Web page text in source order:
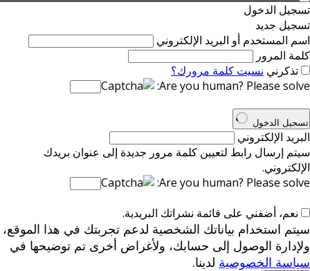
تسجيل الدخول
تسجيل جديد
اسم المستخدم أو البريد الإلكتروني
كلمة المرور
تذكرني نسيت كلمة مرورك؟
Are you human? Please solve:
تسجيل الدخول
البريد الإلكتروني
سيتم إرسال رابط لتعيين كلمة مرور جديدة إلى عنوان بريدك
الإلكتروني.
Are you human? Please solve:
نعم، أضفني على قائمة نشراتك البريدية.
سيتم استخدام بياناتك الشخصية لدعم تجربتك في هذا الموقع،
ولإدارة الوصول إلى حسابك، ولأغراض أخرى تم توضيحها في
سياسة الخصوصية لدينا.